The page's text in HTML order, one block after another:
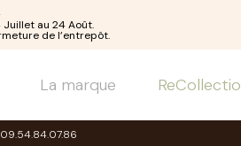
Juillet au 24 Août.
de l’entrepôt.
La marque